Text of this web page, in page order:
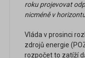
roku projevovat
nicméně v
Vláda v prosinci
zdrojů energie
rozpočet to zatíží